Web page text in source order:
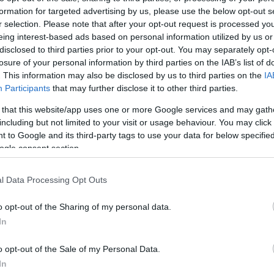
for targeted advertising by us, please use the below opt-out
selection. Please note that after your opt-out request is processed
interest-based ads based on personal information utilized by us
to third parties prior to your opt-out. You may separately
of your personal information by third parties on the IAB’s list of
This information may also be disclosed by us to third parties on the
Participants that may further disclose it to other third parties.
that this website/app uses one or more Google services and may
but not limited to your visit or usage behaviour. You may
to Google and its third-party tags to use your data for below
consent section.
Data Processing Opt Outs
opt-out of the Sharing of my personal data.
opt-out of the Sale of my Personal Data.
ο Παναθηναϊκός προσβλέπει στην πρόκριση και
Την ανδρική ομάδα θα κοουτσάρει ο Λευτέρης
Ζέρβας. Αρχηγός αποστολής ανέλαβε ο
αντισφαίρισης του συλλόγου Τάσος
των αγώνων του Παναθηναϊκού σε ώρες
Panathinaikos A.C. – ASD Marcozzi A
βρίσκονται οι ομάδες Σάντα Τέκλα Νούλβι,